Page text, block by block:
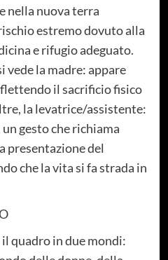
nella nuova terra
estremo dovuto alla
e rifugio adeguato.
vede la madre: appare
il sacrificio fisico
la levatrice/assistente:
gesto che richiama
presentazione del
che la vita si fa strada in
quadro in due mondi: